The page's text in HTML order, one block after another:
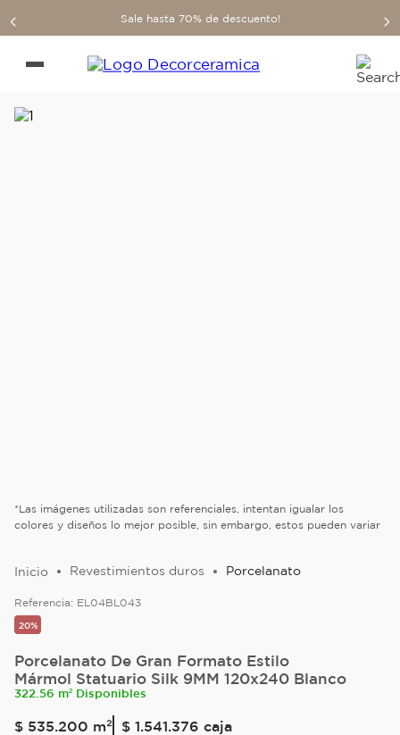
Sale hasta 70% de descuento!
*Las imágenes utilizadas son referenciales, intentan igualar los
colores y diseños lo mejor posible, sin embargo, estos pueden variar
Revestimientos duros Porcelanato
Referencia: EL04BL043
20%
Porcelanato De Gran Formato Estilo
Mármol Statuario Silk 9MM 120x240 Blanco
322.56 m² Disponibles
$ 535.200 m² $ 1.541.376 caja